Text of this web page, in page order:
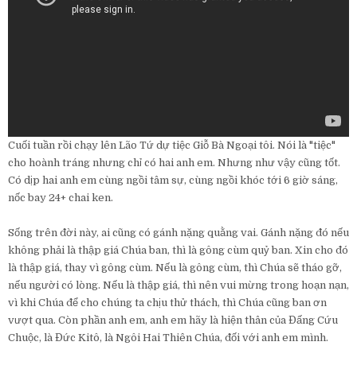
Cuối tuần rồi chạy lên Lão Tứ dự tiệc Giỗ Bà Ngoại tôi. Nói là "tiệc"
cho hoành tráng nhưng chỉ có hai anh em. Nhưng như vậy cũng tốt.
Có dịp hai anh em cùng ngồi tâm sự, cùng ngồi khóc tới 6 giờ sáng,
nốc bay 24+ chai ken.
Sống trên đời này, ai cũng có gánh nặng quằng vai. Gánh nặng đó nếu
không phải là thập giá Chúa ban, thì là gông cùm quỷ ban. Xin cho đó
là thập giá, thay vì gông cùm. Nếu là gông cùm, thì Chúa sẽ tháo gỡ,
nếu người có lòng. Nếu là thập giá, thì nên vui mừng trong hoạn nạn,
vì khi Chúa để cho chúng ta chịu thử thách, thì Chúa cũng ban ơn
vượt qua. Còn phần anh em, anh em hãy là hiện thân của Đấng Cứu
Chuộc, là Đức Kitô, là Ngôi Hai Thiên Chúa, đối với anh em mình.